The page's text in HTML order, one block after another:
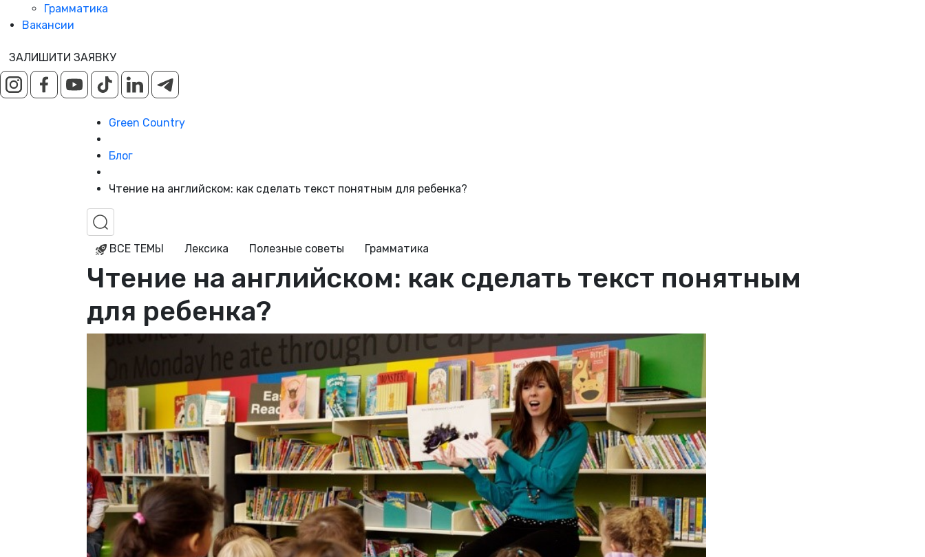
Грамматика
Вакансии
ЗАЛИШИТИ ЗАЯВКУ
Green Country
Блог
Чтение на английском: как сделать текст понятным для ребенка?
ВСЕ ТЕМЫ Лексика Полезные советы Грамматика
Чтение на английском: как сделать текст понятным
для ребенка?